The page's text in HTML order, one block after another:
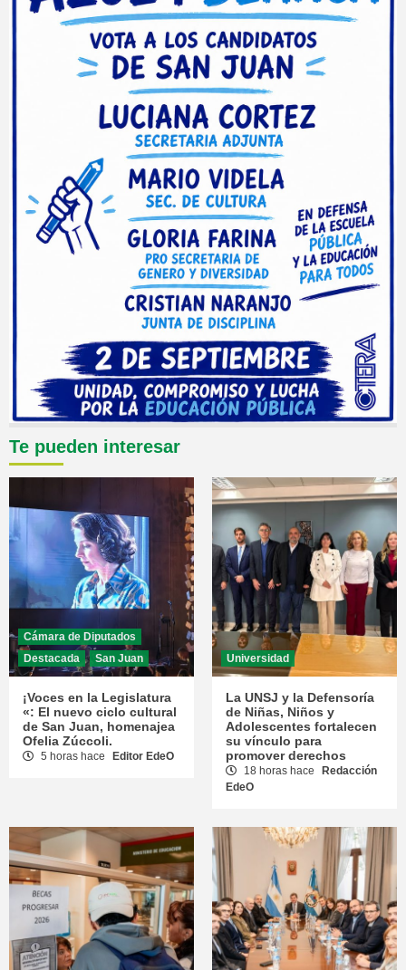
Te pueden interesar
Cámara de Diputados
Destacada
San Juan
¡Voces en la Legislatura
«: El nuevo ciclo cultural
de San Juan, homenajea
Ofelia Zúccoli.
5 horas hace Editor EdeO
Universidad
La UNSJ y la Defensoría
de Niñas, Niños y
Adolescentes fortalecen
su vínculo para
promover derechos
18 horas hace
Redacción
EdeO